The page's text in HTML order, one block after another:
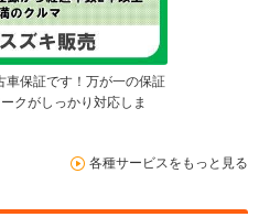
車保証です！万が一の保証
クがしっかり対応しま
各種サービスをもっと見る